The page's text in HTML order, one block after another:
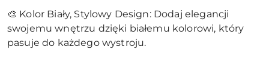
🎨 Kolor Biały, Stylowy Design: Dodaj elegancji
swojemu wnętrzu dzięki białemu kolorowi, który
pasuje do każdego wystroju.